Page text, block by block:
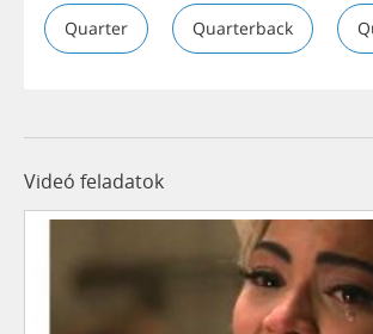
Quarter Quarterback
Videó feladatok